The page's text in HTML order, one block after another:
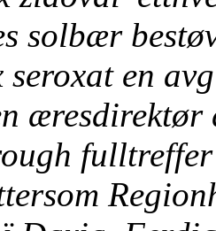
solbær
en